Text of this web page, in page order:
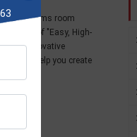
Teams room
power of "Easy, High-
innovative
can help you create